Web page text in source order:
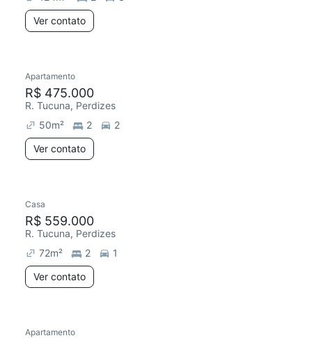
Ver contato
Apartamento
R$ 475.000
R. Tucuna, Perdizes
50m² 2
2
Ver contato
Casa
R$ 559.000
R. Tucuna, Perdizes
72m² 2
1
Ver contato
Apartamento